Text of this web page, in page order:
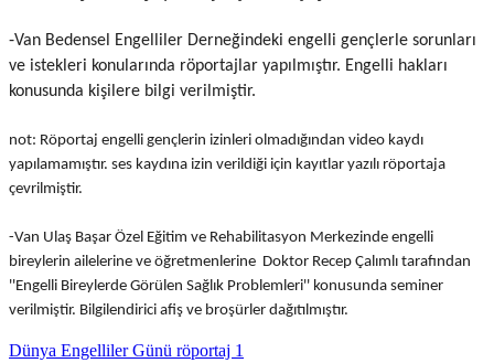
-Van Bedensel Engelliler Derneğindeki engelli gençlerle sorunları
ve istekleri konularında röportajlar yapılmıştır. Engelli hakları
konusunda kişilere bilgi verilmiştir.
not: Röportaj engelli gençlerin izinleri olmadığından video kaydı
yapılamamıştır. ses kaydına izin verildiği için kayıtlar yazılı röportaja
çevrilmiştir.
-Van Ulaş Başar Özel Eğitim ve Rehabilitasyon Merkezinde engelli
bireylerin ailelerine ve öğretmenlerine Doktor Recep Çalımlı tarafından
''Engelli Bireylerde Görülen Sağlık Problemleri'' konusunda seminer
verilmiştir. Bilgilendirici afiş ve broşürler dağıtılmıştır.
Dünya Engelliler Günü röportaj 1